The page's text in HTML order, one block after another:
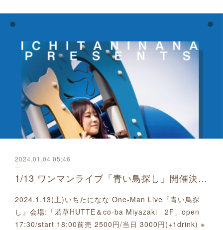
2024.01.04 05:46
1/13 ワンマンライブ「青い鳥探し」開催決定しました
2024.1.13(土)いちたになな One-Man Live『青い鳥探
し』会場:「若草HUTTE＆co-ba Miyazaki 2F」open
17:30/start 18:00前売 2500円/当日 3000円(+1drink) ※